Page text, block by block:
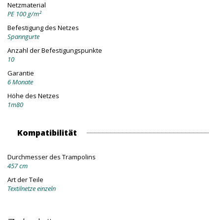
Netzmaterial
PE 100 g/m²
Befestigung des Netzes
Spanngurte
Anzahl der Befestigungspunkte
10
Garantie
6 Monate
Höhe des Netzes
1m80
Kompatibilität
Durchmesser des Trampolins
457 cm
Art der Teile
Textilnetze einzeln